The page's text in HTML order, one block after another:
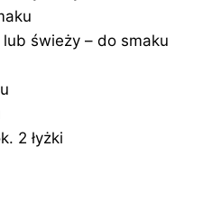
świeży – do smaku
2 łyżki